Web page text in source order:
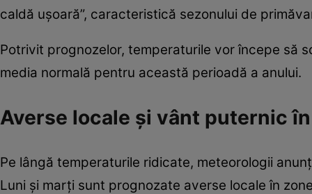
caldă ușoară”, caracteristică sezonului de
Potrivit prognozelor, temperaturile vor începe să
media normală pentru această perioadă a anului.
Averse locale și vânt puternic
Pe lângă temperaturile ridicate, meteorologii
Luni și marți sunt prognozate averse locale în